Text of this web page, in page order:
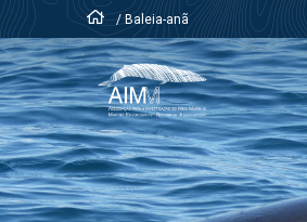
/Baleia-anã